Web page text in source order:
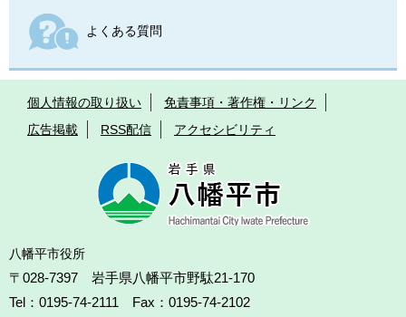
よくある質問
個人情報の取り扱い
免責事項・著作権・リンク
広告掲載
RSS配信 アクセシビリティ
八幡平市役所
〒028-7397 岩手県八幡平市野駄21-170
Tel：0195-74-2111 Fax：0195-74-2102